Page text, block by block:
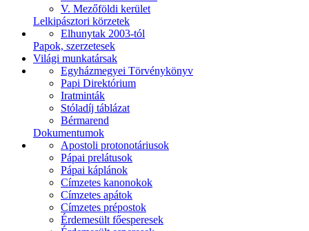
V. Mezőföldi kerület
Lelkipásztori körzetek
Elhunytak 2003-tól
Papok, szerzetesek
Világi munkatársak
Egyházmegyei Törvénykönyv
Papi Direktórium
Iratminták
Stóladíj táblázat
Bérmarend
Dokumentumok
Apostoli protonotáriusok
Pápai prelátusok
Pápai káplánok
Címzetes kanonokok
Címzetes apátok
Címzetes prépostok
Érdemesült főesperesek